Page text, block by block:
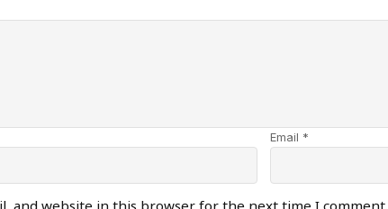
Email *